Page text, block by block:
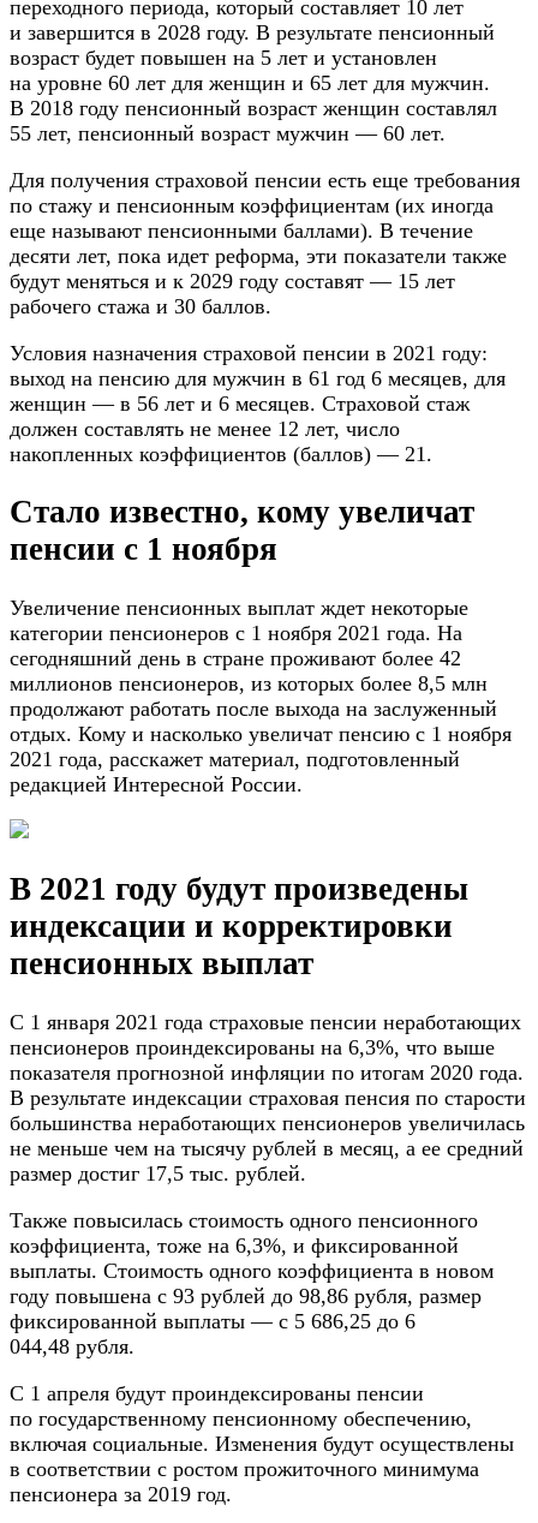
переходного периода, который составляет 10 лет
и завершится в 2028 году. В результате пенсионный
возраст будет повышен на 5 лет и установлен
на уровне 60 лет для женщин и 65 лет для мужчин.
В 2018 году пенсионный возраст женщин составлял
55 лет, пенсионный возраст мужчин — 60 лет.
Для получения страховой пенсии есть еще требования
по стажу и пенсионным коэффициентам (их иногда
еще называют пенсионными баллами). В течение
десяти лет, пока идет реформа, эти показатели также
будут меняться и к 2029 году составят — 15 лет
рабочего стажа и 30 баллов.
Условия назначения страховой пенсии в 2021 году:
выход на пенсию для мужчин в 61 год 6 месяцев, для
женщин — в 56 лет и 6 месяцев. Страховой стаж
должен составлять не менее 12 лет, число
накопленных коэффициентов (баллов) — 21.
Стало известно, кому увеличат
пенсии с 1 ноября
Увеличение пенсионных выплат ждет некоторые
категории пенсионеров с 1 ноября 2021 года. На
сегодняшний день в стране проживают более 42
миллионов пенсионеров, из которых более 8,5 млн
продолжают работать после выхода на заслуженный
отдых. Кому и насколько увеличат пенсию с 1 ноября
2021 года, расскажет материал, подготовленный
редакцией Интересной России.
В 2021 году будут произведены
индексации и корректировки
пенсионных выплат
С 1 января 2021 года страховые пенсии неработающих
пенсионеров проиндексированы на 6,3%, что выше
показателя прогнозной инфляции по итогам 2020 года.
В результате индексации страховая пенсия по старости
большинства неработающих пенсионеров увеличилась
не меньше чем на тысячу рублей в месяц, а ее средний
размер достиг 17,5 тыс. рублей.
Также повысилась стоимость одного пенсионного
коэффициента, тоже на 6,3%, и фиксированной
выплаты. Стоимость одного коэффициента в новом
году повышена с 93 рублей до 98,86 рубля, размер
фиксированной выплаты — с 5 686,25 до 6
044,48 рубля.
С 1 апреля будут проиндексированы пенсии
по государственному пенсионному обеспечению,
включая социальные. Изменения будут осуществлены
в соответствии с ростом прожиточного минимума
пенсионера за 2019 год.